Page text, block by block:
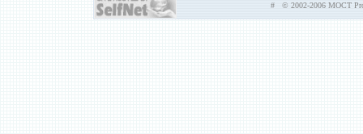
# © 2002-2006 MOCT